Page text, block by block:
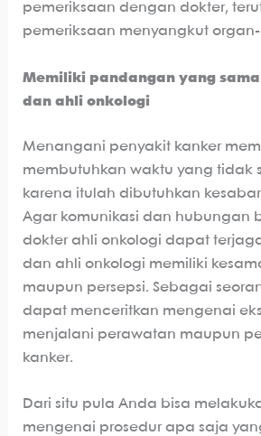
pemeriksaan dengan dokter,
pemeriksaan menyangkut
Memiliki pandangan yang
dan ahli onkologi
Menangani penyakit kanker
membutuhkan waktu yang tidak
karena itulah dibutuhkan
Agar komunikasi dan hubungan
dokter ahli onkologi dapat
dan ahli onkologi memiliki
maupun persepsi. Sebagai
dapat menceritkan mengenai
menjalani perawatan maupun
kanker.
Dari situ pula Anda bisa
mengenai prosedur apa saja